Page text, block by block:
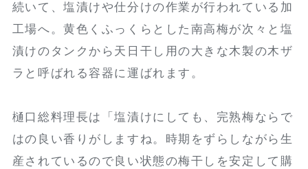
続いて、塩漬けや仕分けの作業が行われている加
工場へ。黄色くふっくらとした南高梅が次々と塩
漬けのタンクから天日干し用の大きな木製の木ザ
ラと呼ばれる容器に運ばれます。
樋口総料理長は「塩漬けにしても、完熟梅ならで
はの良い香りがしますね。時期をずらしながら生
産されているので良い状態の梅干しを安定して購